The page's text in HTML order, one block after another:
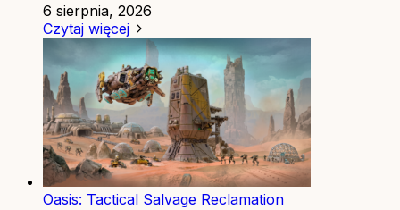
6 sierpnia, 2026
Czytaj więcej
Oasis: Tactical Salvage Reclamation